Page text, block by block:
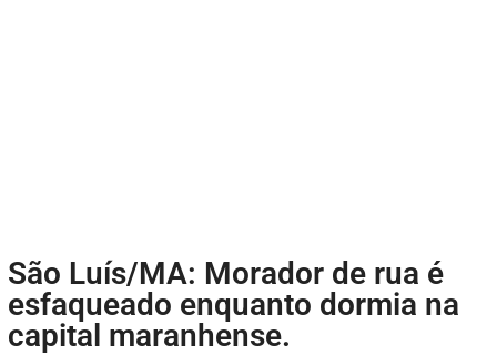
São Luís/MA: Morador de rua é
esfaqueado enquanto dormia na
capital maranhense.